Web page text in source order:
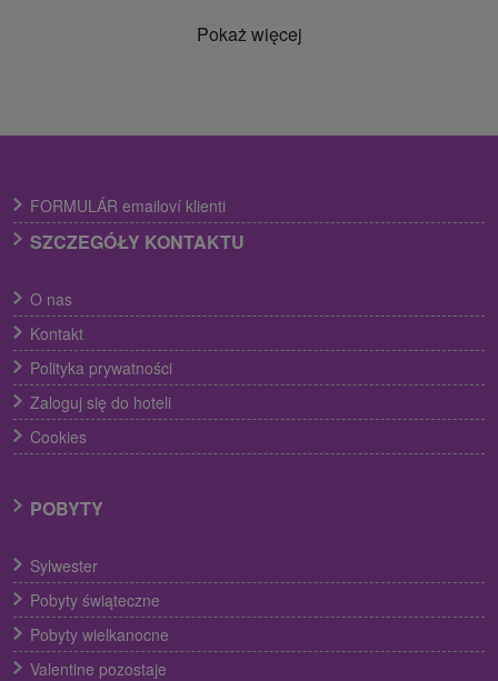
Pokaż więcej
FORMULÁR emailoví klienti
SZCZEGÓŁY KONTAKTU
O nas
Kontakt
Polityka prywatności
Zaloguj się do hoteli
Cookies
POBYTY
Sylwester
Pobyty świąteczne
Pobyty wielkanocne
Valentine pozostaje